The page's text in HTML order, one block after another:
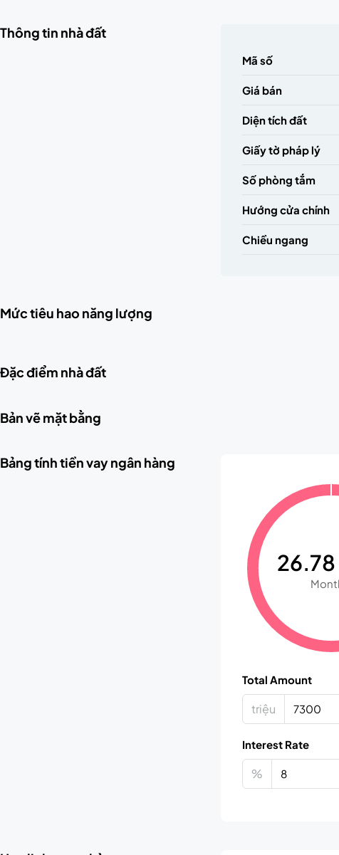
Thông tin nhà đất
Mã số
Giá bán
Diện tích đất
Giấy tờ pháp lý
Số phòng tắm
Hướng cửa chính
Chiều ngang
Mức tiêu hao năng lượng
Đặc điểm nhà đất
Bản vẽ mặt bằng
Bảng tính tiền vay ngân hàng
Total Amount
triệu
Interest Rate
%